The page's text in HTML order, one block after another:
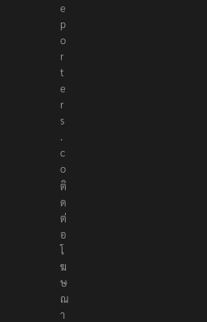
e
p
o
r
t
e
r
s
.
c
o
ติ
ด
ต่
อ
โ
ฆ
ษ
ณ
า